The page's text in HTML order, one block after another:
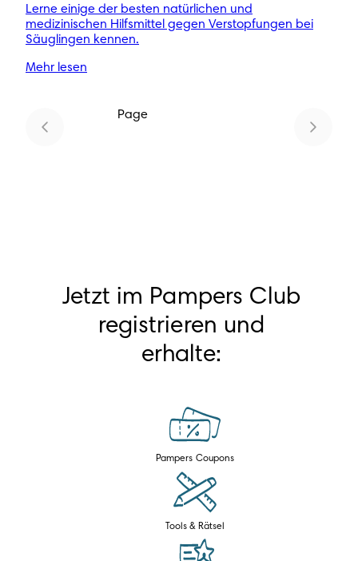
Lerne einige der besten natürlichen und
medizinischen Hilfsmittel gegen Verstopfungen bei
Säuglingen kennen.
Mehr lesen
Page
Jetzt im Pampers Club
registrieren und
erhalte:
Pampers Coupons
Tools & Rätsel